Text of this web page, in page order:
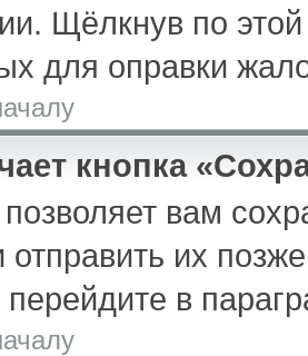
Щёлкнув по
для оправки
кнопка
вам
отправить их
в